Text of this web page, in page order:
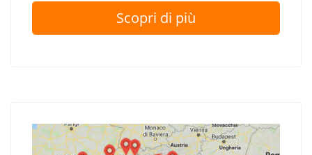
Scopri di più